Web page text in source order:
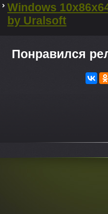
Windows
by Uralsoft
Понравился